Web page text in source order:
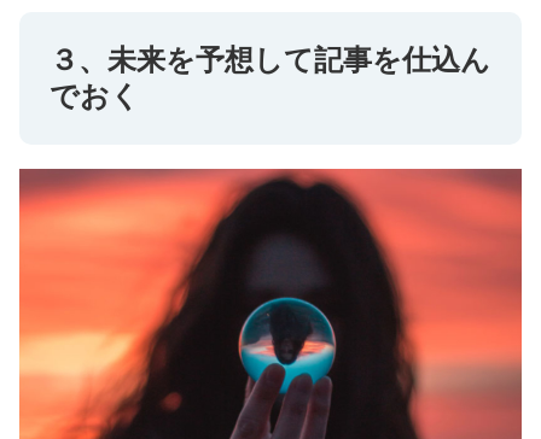
３、未来を予想して記事を仕込ん
でおく